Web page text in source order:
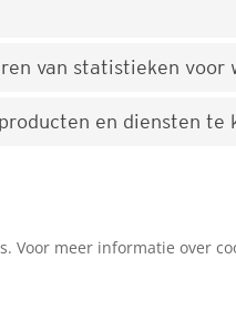
van statistieken voor
en diensten te
Voor meer informatie over